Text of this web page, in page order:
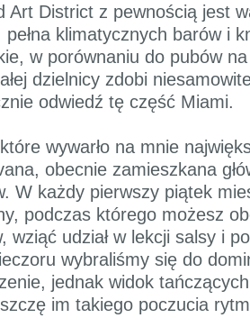
Art District z pewnością jest
klimatycznych barów i
w porównaniu do pubów
dzielnicy zdobi
odwiedź tę część Miami.
wywarło na mnie
obecnie zamieszkana
W każdy pierwszy piątek
podczas którego możesz
wziąć udział w lekcji salsy i
wybraliśmy się do
jednak widok
im takiego poczucia